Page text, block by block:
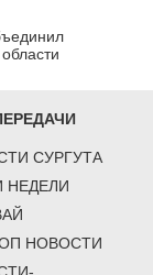
СУРГУТА
НЕДЕЛИ
НОВОСТИ